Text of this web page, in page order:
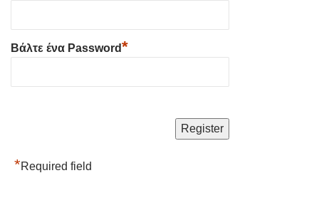
Βάλτε ένα Password*
*Required field